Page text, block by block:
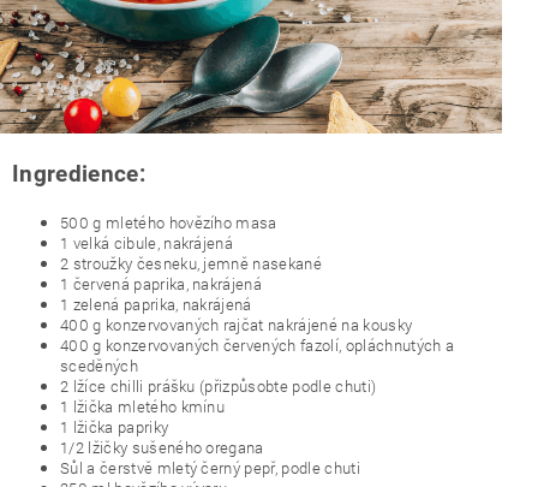
Ingredience:
500 g mletého hovězího masa
1 velká cibule, nakrájená
2 stroužky česneku, jemně nasekané
1 červená paprika, nakrájená
1 zelená paprika, nakrájená
400 g konzervovaných rajčat nakrájené na kousky
400 g konzervovaných červených fazolí, opláchnutých a
sceděných
2 lžíce chilli prášku (přizpůsobte podle chuti)
1 lžička mletého kmínu
1 lžička papriky
1/2 lžičky sušeného oregana
Sůl a čerstvě mletý černý pepř, podle chuti